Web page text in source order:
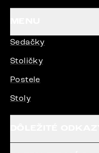
Sedačky
Stoličky
Postele
Stoly